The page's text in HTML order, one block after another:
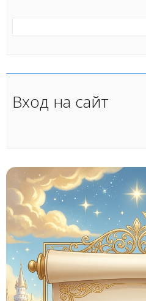
Вход на сайт